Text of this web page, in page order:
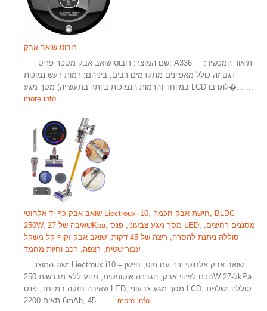
רובוט שואב אבק
דגם זה כולל מאפיינים מתקדמים רבים, ביניהם: רמות רעש נמוכות
במיוחד (הרמות הנמוכות ביותר בתעשייה) מסך מגע LCD לוגו בו�...
more info
שואב אבק כף יד אלחוטי Liectroux i10, חישת אבק חכמה, BLDC
250W, שאיבה של 27Kpa, מסך מגע צבעוני, פנס LED, מסננים רחיצים,
סוללה ניתנת להסרה, ריצה של 45 דקות, שואב אבק זקוף קל משקל
עבור שטיח, רצפה, רכב וחיות מחמד
חכם לזיהוי אבק, הגברה אוטומטית, מנוע ללא מברשות 250W ל-27kPa
שאיבה חזקה במיוחד, פנס LED, מסך מגע צבעוני LCD, סוללה נשלפת
6 תאים 2200mAh, 45 ...
... more info